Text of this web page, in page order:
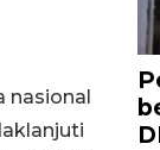
nasional